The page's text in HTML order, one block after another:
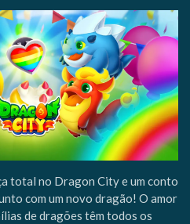
total no Dragon City e um conto
com um novo dragão! O amor
de dragões têm todos os